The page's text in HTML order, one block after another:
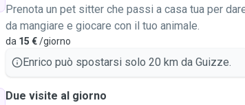
Prenota un pet sitter che passi a casa tua per
da mangiare e giocare con il tuo animale.
da 15 €/giorno
Enrico può spostarsi solo 20 km da Guizze.
Due visite al giorno